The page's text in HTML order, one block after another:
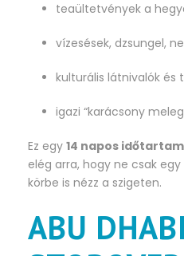
teaültetvények a
vízesések, dzsungel,
kulturális látnivalók és
igazi “karácsony
Ez egy 14 napos időtartam
elég arra, hogy ne csak
körbe is nézz a szigeten.
ABU DHABI